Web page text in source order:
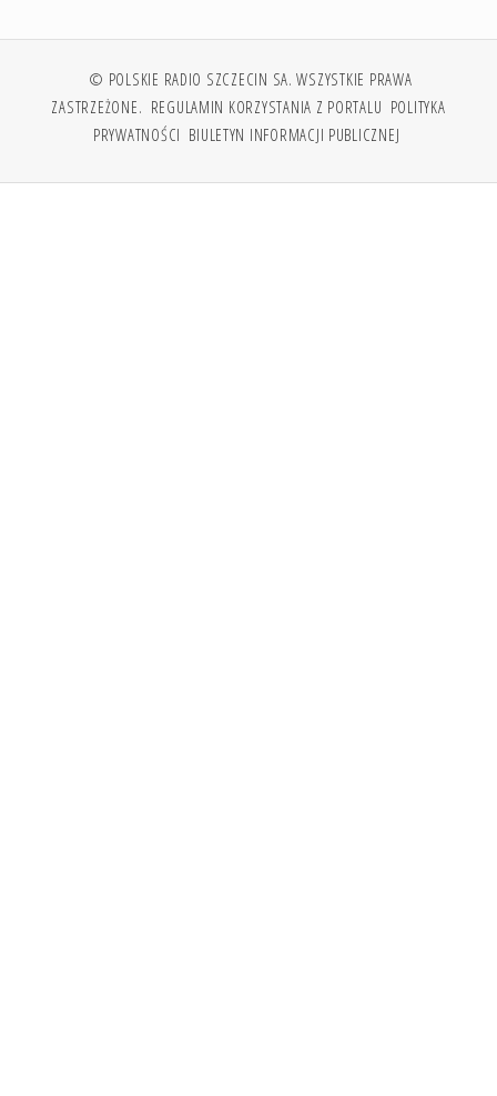
© POLSKIE RADIO SZCZECIN SA. WSZYSTKIE PRAWA
ZASTRZEŻONE. REGULAMIN KORZYSTANIA Z PORTALU POLITYKA
PRYWATNOŚCI BIULETYN INFORMACJI PUBLICZNEJ